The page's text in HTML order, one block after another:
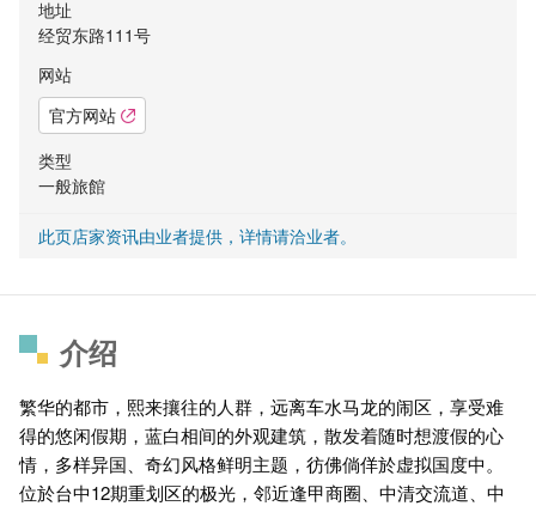
地址
经贸东路111号
网站
官方网站
类型
一般旅館
此页店家资讯由业者提供，详情请洽业者。
介绍
繁华的都市，熙来攘往的人群，远离车水马龙的闹区，享受难
得的悠闲假期，蓝白相间的外观建筑，散发着随时想渡假的心
情，多样异国、奇幻风格鲜明主题，彷佛倘佯於虚拟国度中。
位於台中12期重划区的极光，邻近逢甲商圈、中清交流道、中